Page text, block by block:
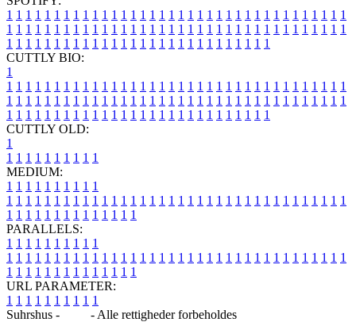
1 1 1 1 1 1 1 1 1 1 1 1 1 1 1 1 1 1 1 1 1 1 1 1 1 1 1 1 1 1 1 1 1 1 1 1
1 1 1 1 1 1 1 1 1 1 1 1 1 1 1 1 1 1 1 1 1 1 1 1 1 1 1 1 1 1 1 1 1 1 1 1
1 1 1 1 1 1 1 1 1 1 1 1 1 1 1 1 1 1 1 1 1 1 1 1 1 1 1 1
CUTTLY BIO:
1
1 1 1 1 1 1 1 1 1 1 1 1 1 1 1 1 1 1 1 1 1 1 1 1 1 1 1 1 1 1 1 1 1 1 1 1
1 1 1 1 1 1 1 1 1 1 1 1 1 1 1 1 1 1 1 1 1 1 1 1 1 1 1 1 1 1 1 1 1 1 1 1
1 1 1 1 1 1 1 1 1 1 1 1 1 1 1 1 1 1 1 1 1 1 1 1 1 1 1 1
CUTTLY OLD:
1
1 1 1 1 1 1 1 1 1 1
MEDIUM:
1 1 1 1 1 1 1 1 1 1
1 1 1 1 1 1 1 1 1 1 1 1 1 1 1 1 1 1 1 1 1 1 1 1 1 1 1 1 1 1 1 1 1 1 1 1
1 1 1 1 1 1 1 1 1 1 1 1 1 1
PARALLELS:
1 1 1 1 1 1 1 1 1 1
1 1 1 1 1 1 1 1 1 1 1 1 1 1 1 1 1 1 1 1 1 1 1 1 1 1 1 1 1 1 1 1 1 1 1 1
1 1 1 1 1 1 1 1 1 1 1 1 1 1
URL PARAMETER:
1 1 1 1 1 1 1 1 1 1
Suhrshus -
- Alle rettigheder forbeholdes